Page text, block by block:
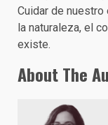
Cuidar de
la naturaleza, el
existe.
About The